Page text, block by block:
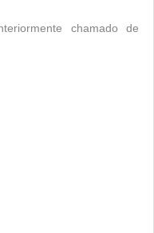
chamado de